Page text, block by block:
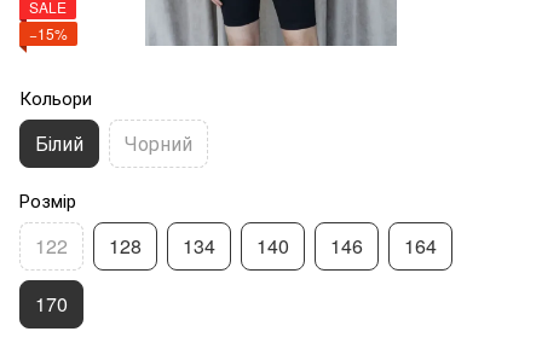
SALE
−15%
Кольори
Білий Чорний
Розмір
122 128 134 140 146 164
170